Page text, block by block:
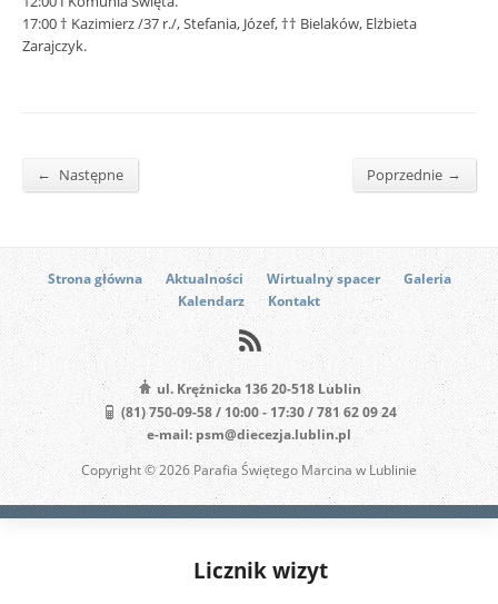
17:00 † Kazimierz /37 r./, Stefania, Józef, †† Bielaków, Elżbieta
Zarajczyk.
← Następne Poprzednie →
Strona główna Aktualności Wirtualny spacer
Galeria
Kalendarz
Kontakt
ul. Krężnicka 136 20-518 Lublin
(81) 750-09-58 / 10:00 - 17:30 / 781 62 09 24
e-mail: psm@diecezja.lublin.pl
Copyright © 2026 Parafia Świętego Marcina w Lublinie
Licznik wizyt